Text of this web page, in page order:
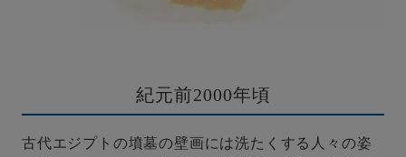
紀元前2000年頃
古代エジプトの墳墓の壁画には洗たくする人々の姿